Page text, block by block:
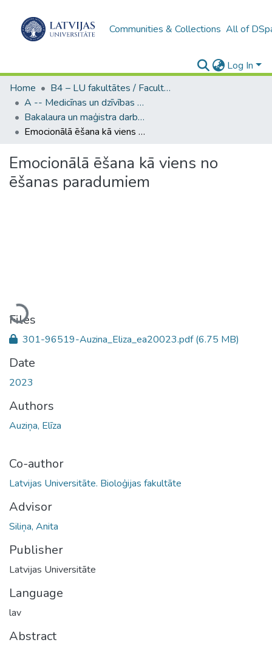
Communities & Collections All of
Log In
Home
B4 – LU fakultātes / Faculties of the UL
A -- Medicīnas un dzīvības zinātņu fakultāte / Faculty of Medicine and Life Sciences
Bakalaura un maģistra darbi (MDZF) / Bachelor's and Master's theses
Emocionālā ēšana kā viens no ēšanas paradumiem
Emocionālā ēšana kā viens no
ēšanas paradumiem
Loading...
Files
301-96519-Auzina_Eliza_ea20023.pdf(6.75 MB)
Date
2023
Authors
Auziņa, Elīza
Co-author
Latvijas Universitāte. Bioloģijas fakultāte
Advisor
Siliņa, Anita
Publisher
Latvijas Universitāte
Language
lav
Abstract